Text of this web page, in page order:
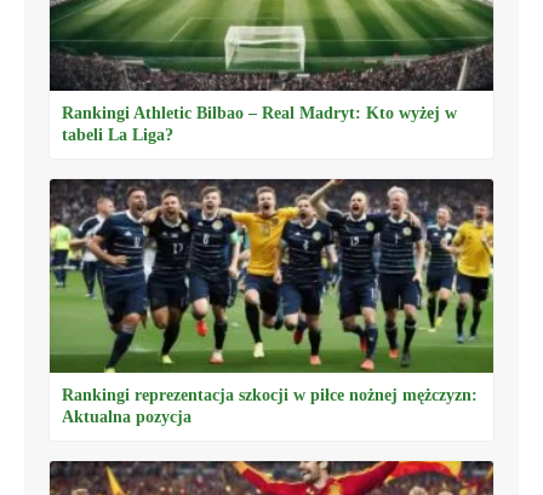
Rankingi Athletic Bilbao – Real Madryt: Kto wyżej w
tabeli La Liga?
Rankingi reprezentacja szkocji w piłce nożnej mężczyzn:
Aktualna pozycja